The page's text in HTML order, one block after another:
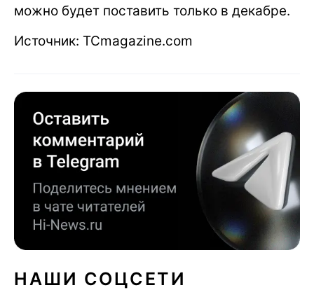
можно будет поставить только в декабре.
Источник: TCmagazine.com
НАШИ СОЦСЕТИ